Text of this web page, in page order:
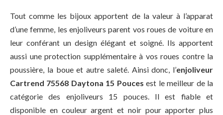
Tout comme les bijoux apportent de la valeur à l’apparat
d’une femme, les enjoliveurs parent vos roues de voiture en
leur conférant un design élégant et soigné. Ils apportent
aussi une protection supplémentaire à vos roues contre la
poussière, la boue et autre saleté. Ainsi donc, l’enjoliveur
Cartrend 75568 Daytona 15 Pouces est le meilleur de la
catégorie des enjoliveurs 15 pouces. Il est fiable et
disponible en couleur argent et noir pour apporter plus